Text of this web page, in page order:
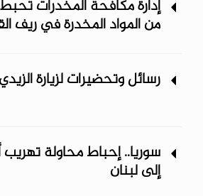
إدارة مكافحة المخدرات
من المواد المخدرة في ريف
رسائل وتحضيرات لزيارة
سوريا.. إحباط محاولة
إلى لبنان